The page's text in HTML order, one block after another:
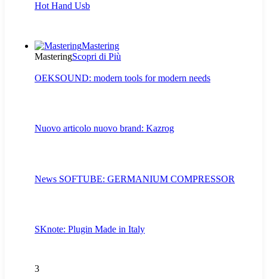
Hot Hand Usb
Mastering
MasteringScopri di Più
OEKSOUND: modern tools for modern needs
Nuovo articolo nuovo brand: Kazrog
News SOFTUBE: GERMANIUM COMPRESSOR
SKnote: Plugin Made in Italy
3